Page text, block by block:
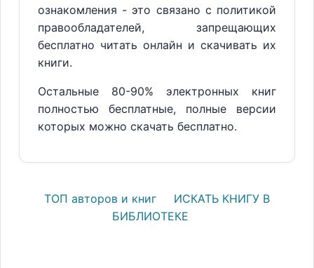
ознакомления - это связано с политикой
правообладателей, запрещающих
бесплатно читать онлайн и скачивать их
книги.
Остальные 80-90% электронных книг
полностью бесплатные, полные версии
которых можно скачать бесплатно.
ТОП авторов и книг
ИСКАТЬ КНИГУ В
БИБЛИОТЕКЕ